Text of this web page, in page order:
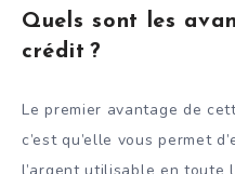
Quels sont les
crédit ?
Le premier avantage de
c’est qu’elle vous permet